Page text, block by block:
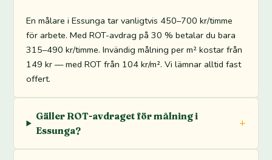
En målare i Essunga tar vanligtvis 450–700 kr/timme
för arbete. Med ROT-avdrag på 30 % betalar du bara
315–490 kr/timme. Invändig målning per m² kostar från
149 kr — med ROT från 104 kr/m². Vi lämnar alltid fast
offert.
Gäller ROT-avdraget för målning i
Essunga?